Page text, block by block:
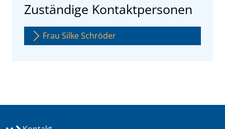
Zuständige Kontaktpersonen
Frau Silke Schröder